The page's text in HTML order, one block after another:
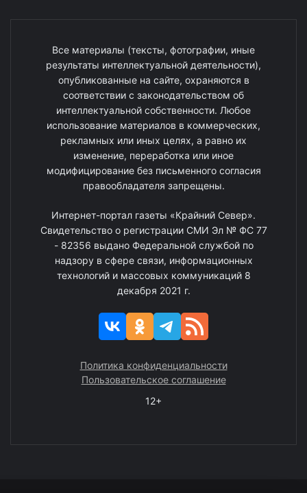
Все материалы (тексты, фотографии, иные
результаты интеллектуальной деятельности),
опубликованные на сайте, охраняются в
соответствии с законодательством об
интеллектуальной собственности. Любое
использование материалов в коммерческих,
рекламных или иных целях, а равно их
изменение, переработка или иное
модифицирование без письменного согласия
правообладателя запрещены.
Интернет-портал газеты «Крайний Север».
Свидетельство о регистрации СМИ Эл № ФС 77
- 82356 выдано Федеральной службой по
надзору в сфере связи, информационных
технологий и массовых коммуникаций 8
декабря 2021 г.
Политика конфиденциальности
Пользовательское соглашение
12+